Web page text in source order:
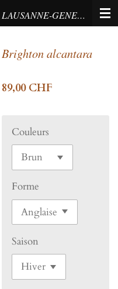
LAUSANNE-GENEVA-BERNE
Brighton alcantara
89,00 CHF
Couleurs
Forme
Saison